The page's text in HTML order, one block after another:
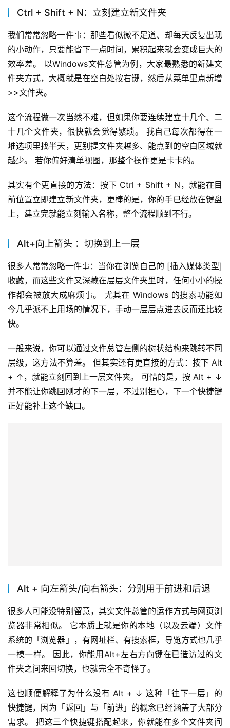
Ctrl + Shift + N：立刻建立新文件夹
我们常常忽略一件事：那些看似微不足道、却每天反复出现
的小动作，只要能省下一点时间，累积起来就会变成巨大的
效率差。 以Windows文件总管为例，大家最熟悉的新建文
件夹方式，大概就是在空白处按右键，然后从菜单里点新增
>>文件夹。
这个流程做一次当然不难，但如果你要连续建立十几个、二
十几个文件夹，很快就会觉得繁琐。 我自己每次都得在一
堆选项里找半天，更别提文件夹越多、能点到的空白区域就
越少。 若你偏好清单视图，那整个操作更是卡卡的。
其实有个更直接的方法：按下 Ctrl + Shift + N，就能在目
前位置立即建立新文件夹，更棒的是，你的手已经放在键盘
上，建立完就能立刻输入名称，整个流程顺到不行。
Alt+向上箭头 ：切换到上一层
很多人常常忽略一件事：当你在浏览自己的 [插入媒体类型]
收藏，而这些文件又深藏在层层文件夹里时，任何小小的操
作都会被放大成麻烦事。 尤其在 Windows 的搜索功能如
今几乎派不上用场的情况下，手动一层层点进去反而还比较
快。
一般来说，你可以通过文件总管左侧的树状结构来跳转不同
层级，这方法不算差。 但其实还有更直接的方式：按下 Alt
+ ↑，就能立刻回到上一层文件夹。 可惜的是，按 Alt + ↓
并不能让你跳回刚才的下一层，不过别担心，下一个快捷键
正好能补上这个缺口。
Alt + 向左箭头/向右箭头：分别用于前进和后退
很多人可能没特别留意，其实文件总管的运作方式与网页浏
览器非常相似。 它本质上就是你的本地（以及云端）文件
系统的「浏览器」，有网址栏、有搜索框，导览方式也几乎
一模一样。 因此，你能用Alt+左右方向键在已造访过的文
件夹之间来回切换，也就完全不奇怪了。
这也顺便解释了为什么没有 Alt + ↓ 这种「往下一层」的
快捷键，因为「返回」与「前进」的概念已经涵盖了大部分
需求。 把这三个快捷键搭配起来，你就能在多个文件夹间